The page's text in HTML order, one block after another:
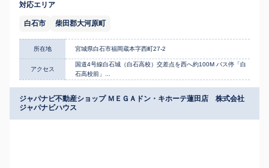
対応エリア
白石市 柴田郡大河原町
所在地 宮城県白石市福岡蔵本字西町27-2
アクセス
国道4号線白石城（白石高校）交差点を西へ約100M バス停「白
石高校前」...
ジャパナビ不動産ショップ ＭＥＧＡドン・キホーテ蓮田店 株式会社
ジャパナビハウス